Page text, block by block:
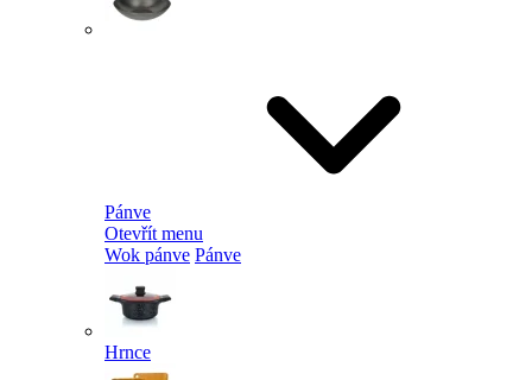
Pánve
Otevřít menu
Wok pánve Pánve
Hrnce